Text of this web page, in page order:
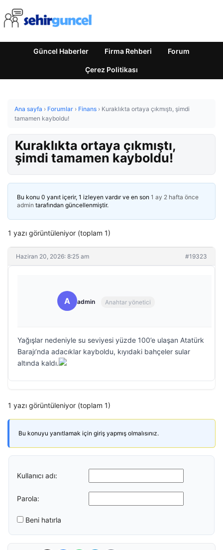
Güncel Haberler Firma Rehberi Forum
Çerez Politikası
Ana sayfa › Forumlar › Finans › Kuraklıkta ortaya çıkmıştı, şimdi
tamamen kayboldu!
Kuraklıkta ortaya çıkmıştı,
şimdi tamamen kayboldu!
Bu konu 0 yanıt içerir, 1 izleyen vardır ve en son 1 ay 2 hafta önce
admin tarafından güncellenmiştir.
1 yazı görüntüleniyor (toplam 1)
Haziran 20, 2026: 8:25 am #19323
A admin Anahtar yönetici
Yağışlar nedeniyle su seviyesi yüzde 100’e ulaşan Atatürk
Barajı’nda adacıklar kayboldu, kıyıdaki bahçeler sular
altında kaldı.
1 yazı görüntüleniyor (toplam 1)
Bu konuyu yanıtlamak için giriş yapmış olmalısınız.
Kullanıcı adı:
Parola:
Beni hatırla